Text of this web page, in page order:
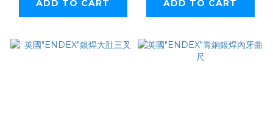
ADD TO CART ADD TO CART